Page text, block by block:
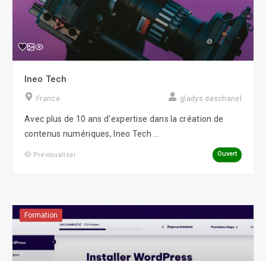
Ineo Tech
France gladys deschanel
Avec plus de 10 ans d'expertise dans la création de
contenus numériques, Ineo Tech ...
Prévisualiser Ouvert
Formation